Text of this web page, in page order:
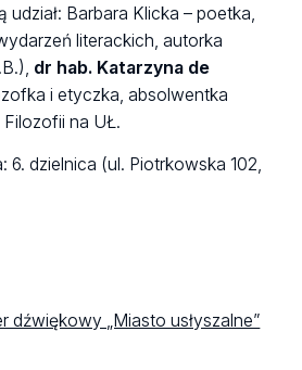
Barbara Klicka – poetka,
literackich, autorka
dr hab. Katarzyna de
i etyczka, absolwentka
Filozofii na UŁ.
6. dzielnica (ul. Piotrkowska 102,
dźwiękowy „Miasto usłyszalne”